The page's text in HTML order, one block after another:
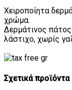
Χειροποίητα
χρώμα.
Δερμάτινος
λάστιχο, χωρίς
Σχετικά προϊόντα